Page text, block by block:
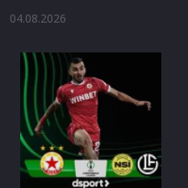
04.08.2026